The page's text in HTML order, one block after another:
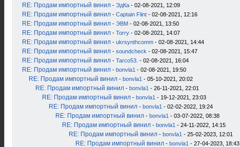
RE: Продам импортный винил - ЭдКа - 02-08-2021, 12:09
RE: Продам импортный винил - Captain Flint - 02-08-2021, 12:16
RE: Продам импортный винил - ЭВМ - 02-08-2021, 13:50
RE: Продам импортный винил - Torry - 02-08-2021, 14:07
RE: Продам импортный винил - ukrsynthcomm - 02-08-2021, 14:44
RE: Продам импортный винил - soundcheck - 02-08-2021, 15:47
RE: Продам импортный винил - Tarco53. - 02-08-2021, 16:04
RE: Продам импортный винил - bonvla1 - 02-08-2021, 19:50
RE: Продам импортный винил - bonvla1 - 05-10-2021, 20:02
RE: Продам импортный винил - bonvla1 - 26-11-2021, 22:01
RE: Продам импортный винил - bonvla1 - 19-12-2021, 23:03
RE: Продам импортный винил - bonvla1 - 02-02-2022, 19:24
RE: Продам импортный винил - bonvla1 - 03-07-2022, 08:38
RE: Продам импортный винил - bonvla1 - 24-11-2022, 14:15
RE: Продам импортный винил - bonvla1 - 25-02-2023, 12:01
RE: Продам импортный винил - bonvla1 - 27-04-2023, 18:43